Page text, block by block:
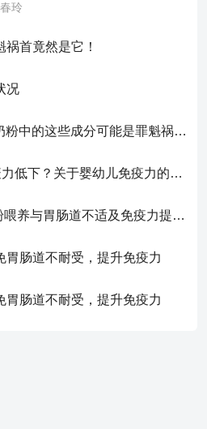
玲
首竟然是它！
况
宝宝胃肠道不适？奶粉中的这些成分可能是罪魁祸首！
宝宝总生病就是免疫力低下？关于婴幼儿免疫力的真相，家长必须了解！
宝宝喂养难题：奶粉喂养与胃肠道不适及免疫力提升的奥秘
胃肠道不耐受，提升免疫力
胃肠道不耐受，提升免疫力